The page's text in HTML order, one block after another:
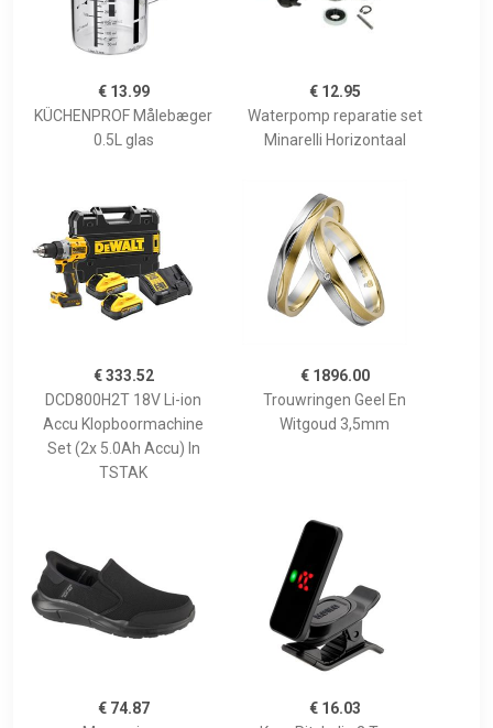
€ 13.99
KÜCHENPROF Målebæger
0.5L glas
€ 12.95
Waterpomp reparatie set
Minarelli Horizontaal
€ 333.52
DCD800H2T 18V Li-ion
Accu Klopboormachine
Set (2x 5.0Ah Accu) In
TSTAK
€ 1896.00
Trouwringen Geel En
Witgoud 3,5mm
€ 74.87
€ 16.03